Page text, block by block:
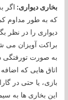
بخاری دیواری: اگر
که به طور مداوم
دیواری را در نظر
براکت آویزان می
به صورت تورفتگی
اتاق هایی که
بازی، یا حتی در
این بخاری ها به